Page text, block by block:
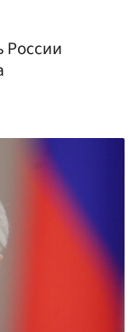
России